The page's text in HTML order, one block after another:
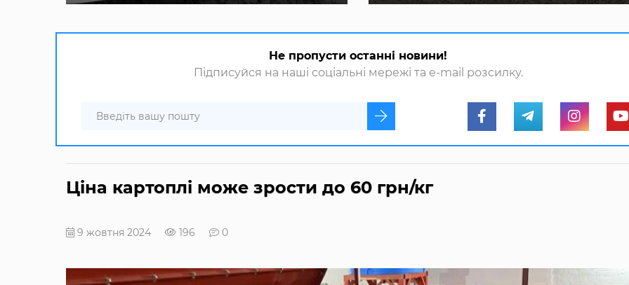
Не пропусти останні новини!
Підписуйся на наші соціальні мережі та e-mail розсилку.
Ціна картоплі може зрости до 60 грн/кг
9 жовтня 2024 196 0